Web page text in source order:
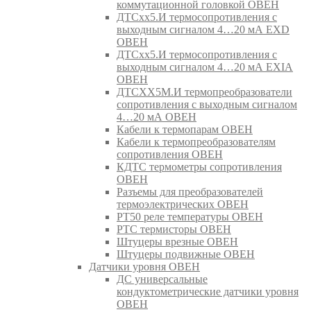
коммутационной головкой ОВЕН
ДТСхх5.И термосопротивления с
выходным сигналом 4…20 мА EXD
ОВЕН
ДТСхх5.И термосопротивления с
выходным сигналом 4…20 мА EXIA
ОВЕН
ДТСХХ5М.И термопреобразователи
сопротивления с выходным сигналом
4…20 мА ОВЕН
Кабели к термопарам ОВЕН
Кабели к термопреобразователям
сопротивления ОВЕН
КДТС термометры сопротивления
ОВЕН
Разъемы для преобразователей
термоэлектрических ОВЕН
РТ50 реле температуры ОВЕН
РТС термисторы ОВЕН
Штуцеры врезные ОВЕН
Штуцеры подвижные ОВЕН
Датчики уровня ОВЕН
ДС универсальные
кондуктометрические датчики уровня
ОВЕН